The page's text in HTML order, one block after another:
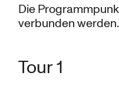
Die
verbunden werden.
Tour 1